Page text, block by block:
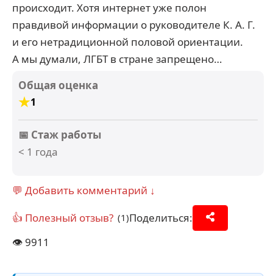
происходит. Хотя интернет уже полон
правдивой информации о руководителе К. А. Г.
и его нетрадиционной половой ориентации.
А мы думали, ЛГБТ в стране запрещено…
Общая оценка
1
📅 Стаж работы
< 1 года
💬 Добавить комментарий ↓
👍 Полезный отзыв? (1)Поделиться:
👁️9911